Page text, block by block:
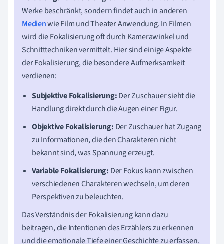
Werke beschränkt, sondern findet auch in anderen
Medienwie Film und Theater Anwendung. In Filmen
wird die Fokalisierung oft durch Kamerawinkel und
Schnitttechniken vermittelt. Hier sind einige Aspekte
der Fokalisierung, die besondere Aufmerksamkeit
verdienen:
Subjektive Fokalisierung:Der Zuschauer sieht die
Handlung direkt durch die Augen einer Figur.
Objektive Fokalisierung: Der Zuschauer hat Zugang
zu Informationen, die den Charakteren nicht
bekannt sind, was Spannung erzeugt.
Variable Fokalisierung: Der Fokus kann zwischen
verschiedenen Charakteren wechseln, um deren
Perspektiven zu beleuchten.
Das Verständnis der Fokalisierung kann dazu
beitragen, die Intentionen des Erzählers zu erkennen
und die emotionale Tiefe einer Geschichte zu erfassen.